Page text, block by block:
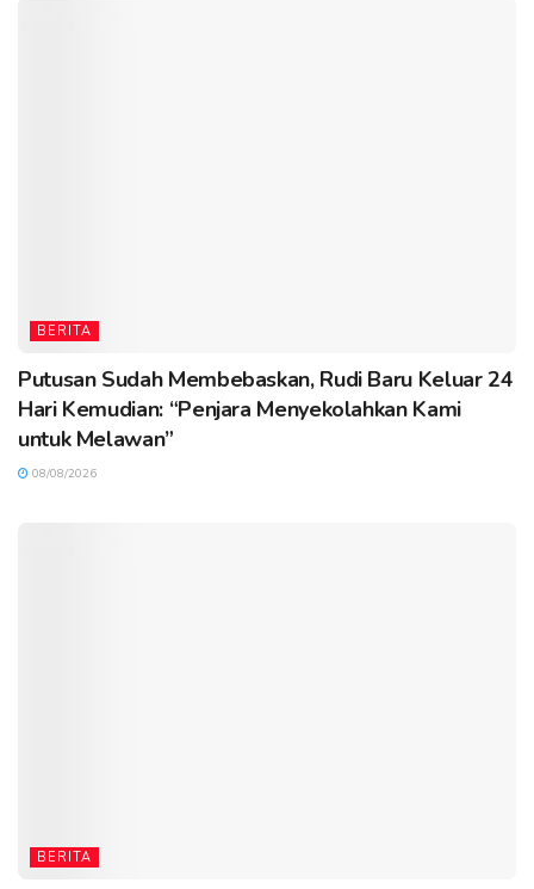
BERITA
Putusan Sudah Membebaskan, Rudi Baru Keluar 24
Hari Kemudian: “Penjara Menyekolahkan Kami
untuk Melawan”
08/08/2026
BERITA